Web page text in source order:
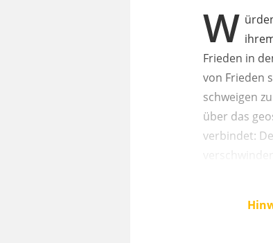
W
Frieden in
von Frieden
schweigen
über das
verbindet: